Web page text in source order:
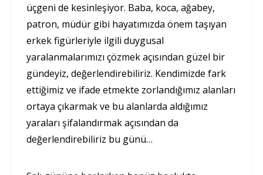
üçgeni de kesinleşiyor. Baba, koca, ağabey,
patron, müdür gibi hayatımızda önem taşıyan
erkek figürleriyle ilgili duygusal
yaralanmalarımızı çözmek açısından güzel bir
gündeyiz, değerlendirebiliriz. Kendimizde fark
ettiğimiz ve ifade etmekte zorlandığımız alanları
ortaya çıkarmak ve bu alanlarda aldığımız
yaraları şifalandırmak açısından da
değerlendirebiliriz bu günü…